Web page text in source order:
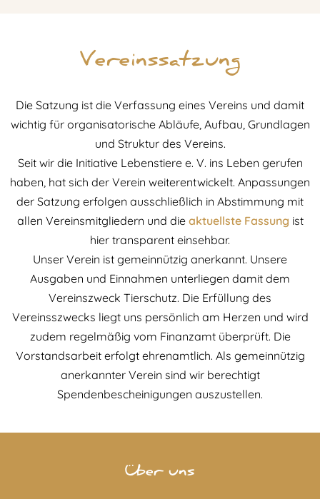
Vereinssatzung
Die Satzung ist die Verfassung eines Vereins und damit
wichtig für organisatorische Abläufe, Aufbau, Grundlagen
und Struktur des Vereins.
Seit wir die Initiative Lebenstiere e. V. ins Leben gerufen
haben, hat sich der Verein weiterentwickelt. Anpassungen
der Satzung erfolgen ausschließlich in Abstimmung mit
allen Vereinsmitgliedern und dieaktuellste Fassung ist
hier transparent einsehbar.
Unser Verein ist gemeinnützig anerkannt. Unsere
Ausgaben und Einnahmen unterliegen damit dem
Vereinszweck Tierschutz. Die Erfüllung des
Vereinsszwecks liegt uns persönlich am Herzen und wird
zudem regelmäßig vom Finanzamt überprüft. Die
Vorstandsarbeit erfolgt ehrenamtlich. Als gemeinnützig
anerkannter Verein sind wir berechtigt
Spendenbescheinigungen auszustellen.
Über uns